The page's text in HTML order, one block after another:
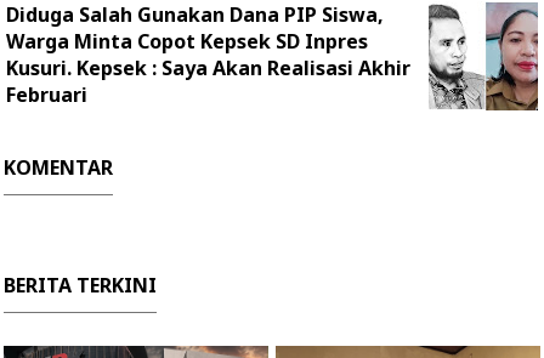
Diduga Salah Gunakan Dana PIP Siswa,
Warga Minta Copot Kepsek SD Inpres
Kusuri. Kepsek : Saya Akan Realisasi Akhir
Februari
KOMENTAR
BERITA TERKINI